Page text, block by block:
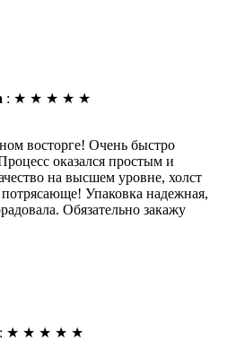
: ★ ★ ★ ★ ★
восторге! Очень быстро
оказался простым и
на высшем уровне, холст
Упаковка надежная,
Обязательно закажу
: ★ ★ ★ ★ ★